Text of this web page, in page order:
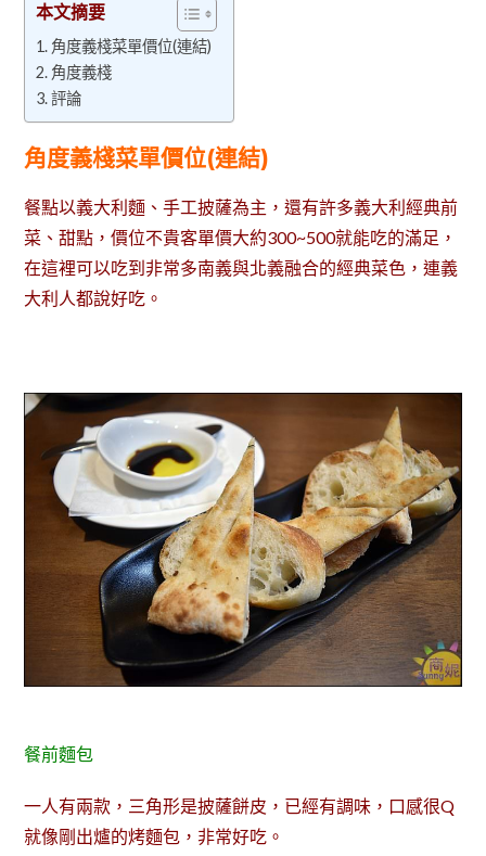
本文摘要
角度義棧菜單價位(連結)
角度義棧
評論
角度義棧菜單價位(連結)
餐點以義大利麵、手工披薩為主，還有許多義大利經典前
菜、甜點，價位不貴客單價大約300~500就能吃的滿足，
在這裡可以吃到非常多南義與北義融合的經典菜色，連義
大利人都說好吃。
餐前麵包
一人有兩款，三角形是披薩餅皮，已經有調味，口感很Q
就像剛出爐的烤麵包，非常好吃。